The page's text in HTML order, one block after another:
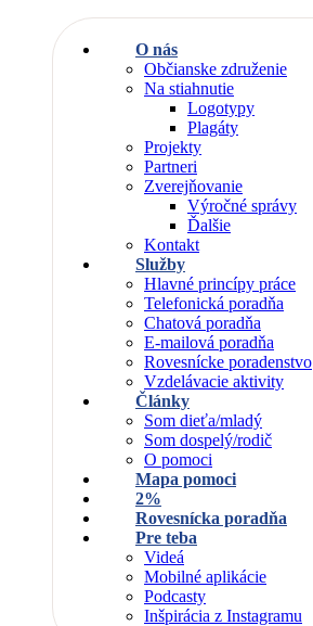
O nás
Občianske združenie
Na stiahnutie
Logotypy
Plagáty
Projekty
Partneri
Zverejňovanie
Výročné správy
Ďalšie
Kontakt
Služby
Hlavné princípy práce
Telefonická poradňa
Chatová poradňa
E-mailová poradňa
Rovesnícke poradenstvo
Vzdelávacie aktivity
Články
Som dieťa/mladý
Som dospelý/rodič
O pomoci
Mapa pomoci
2%
Rovesnícka poradňa
Pre teba
Videá
Mobilné aplikácie
Podcasty
Inšpirácia z Instagramu